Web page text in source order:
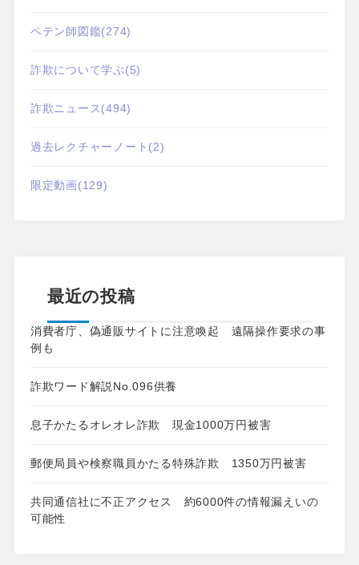
ペテン師図鑑(274)
詐欺について学ぶ(5)
詐欺ニュース(494)
過去レクチャーノート (2)
限定動画(129)
最近の投稿
消費者庁、偽通販サイトに注意喚起 遠隔操作要求の事
例も
詐欺ワード解説No.096供養
息子かたるオレオレ詐欺 現金1000万円被害
郵便局員や検察職員かたる特殊詐欺 1350万円被害
共同通信社に不正アクセス 約6000件の情報漏えいの
可能性